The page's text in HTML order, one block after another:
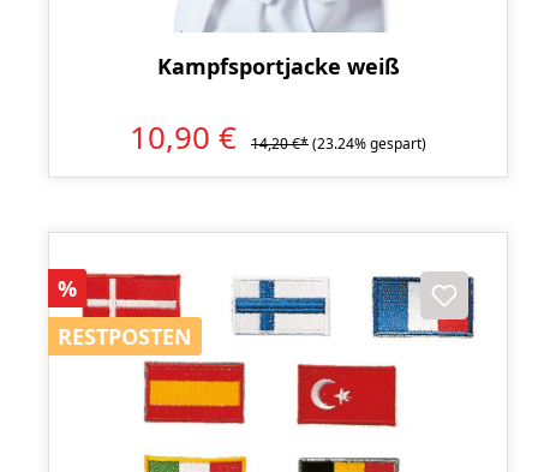
Kampfsportjacke weiß
10,90 € 14,20 €*(23.24% gespart)
Rabatt
%
RESTPOSTEN
RESTPOSTEN